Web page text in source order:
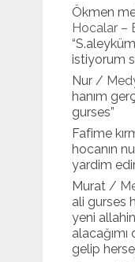
Ökmen
Hocalar –
“
istiyorum
Nur/
hanım
gurses”
Fafime
hocanın
yardim
Murat/
ali gurses
yeni
gelip